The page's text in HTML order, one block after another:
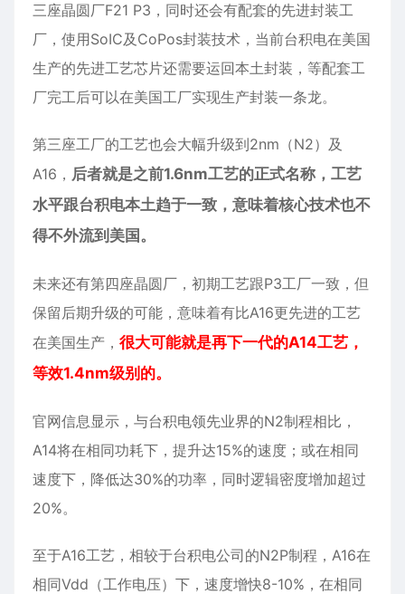
三座晶圆厂F21 P3，同时还会有配套的先进封装工
厂，使用SoIC及CoPos封装技术，当前台积电在美国
生产的先进工艺芯片还需要运回本土封装，等配套工
厂完工后可以在美国工厂实现生产封装一条龙。
第三座工厂的工艺也会大幅升级到2nm（N2）及
A16， 后者就是之前1.6nm工艺的正式名称，工艺
水平跟台积电本土趋于一致，意味着核心技术也不
得不外流到美国。
未来还有第四座晶圆厂，初期工艺跟P3工厂一致，但
保留后期升级的可能，意味着有比A16更先进的工艺
在美国生产， 很大可能就是再下一代的A14工艺，
等效1.4nm级别的。
官网信息显示，与台积电领先业界的N2制程相比，
A14将在相同功耗下，提升达15%的速度；或在相同
速度下，降低达30%的功率，同时逻辑密度增加超过
20%。
至于A16工艺，相较于台积电公司的N2P制程，A16在
相同Vdd（工作电压）下，速度增快8-10%，在相同